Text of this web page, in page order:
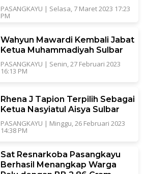
PASANGKAYU | Selasa, 7 Maret 2023 17:23
PM
Wahyun Mawardi Kembali Jabat
Ketua Muhammadiyah Sulbar
PASANGKAYU | Senin, 27 Februari 2023
16:13 PM
Rhena J Tapion Terpilih Sebagai
Ketua Nasyiatul Aisya Sulbar
PASANGKAYU | Minggu, 26 Februari 2023
14:38 PM
Sat Resnarkoba Pasangkayu
Berhasil Menangkap Warga